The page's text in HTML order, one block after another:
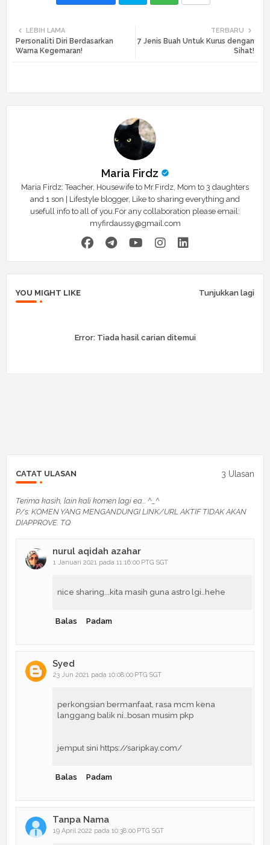
tte ats
TERBARU
7 Jenis Buah Untuk Kurus dengan
Sihat!
LEBIH LAMA
Personaliti Diri Berdasarkan
Warna Kegemaran!
Maria Firdz
Maria Firdz: Teacher, Housewife to Mr.Firdz, Mom to 3 daughters
and 1 son | Lifestyle blogger, Like to sharing everything and
usefull info to all of you.For any collaboration please email:
myfirdaussy@gmail.com
YOU MIGHT LIKE Tunjukkan lagi
Error:Tiada hasil carian ditemui
CATAT ULASAN 3 Ulasan
Terima kasih, lain kali komen lagi ea... ^_^
P/s: KOMEN YANG MENGANDUNGI LINK/URL AKTIF TIDAK AKAN
DIAPPROVE. TQ
nurul aqidah azahar
1 Januari 2021 pada 11:16:00 PTG SGT
nice sharing...kita masih guna astro lgi..hehe
Balas Padam
Syed
23 Jun 2021 pada 10:08:00 PTG SGT
perkongsian bermanfaat, rasa mcm kena
langgang balik ni..bosan musim pkp
jemput sini https://saripkay.com/
Balas Padam
Tanpa Nama
19 April 2022 pada 10:38:00 PTG SGT